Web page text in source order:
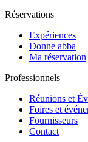
Réservations
Expériences
Donne abba
Ma réservation
Professionnels
Réunions et
Foires et
Fournisseurs
Contact